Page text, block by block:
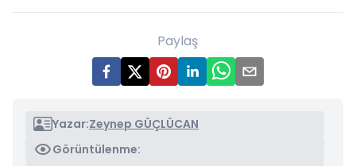
Paylaş
Yazar:Zeynep GÜÇLÜCAN
Görüntülenme: